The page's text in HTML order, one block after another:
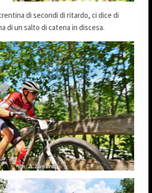
di secondi di ritardo, ci dice di
di un salto di catena in discesa.